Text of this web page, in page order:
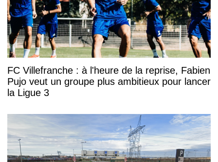
FC Villefranche : à l'heure de la reprise, Fabien
Pujo veut un groupe plus ambitieux pour lancer
la Ligue 3